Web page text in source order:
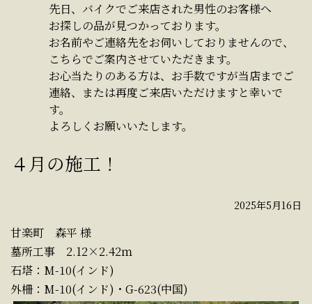
先日、バイクでご来店された男性のお客様へ
お探しの品が見つかっております。
お名前やご連絡先をお伺いしておりませんので、
こちらでご案内させていただきます。
お心当たりのある方は、お手数ですが当店までご
連絡、または再度ご来店いただけますと幸いで
す。
よろしくお願いいたします。
４月の施工！
2025年5月16日
甘楽町 森平 様
墓所工事 2.12×2.42ｍ
石塔：M-10(インド)
外柵：M-10(インド)・G-623(中国)